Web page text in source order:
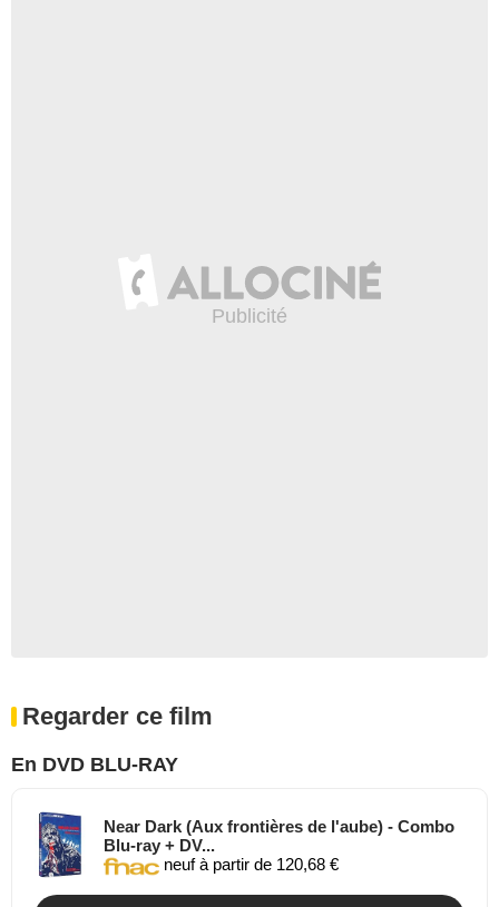
Regarder ce film
En DVD BLU-RAY
Near Dark (Aux frontières de l'aube) - Combo
Blu-ray + DV...
neuf à partir de 120,68 €